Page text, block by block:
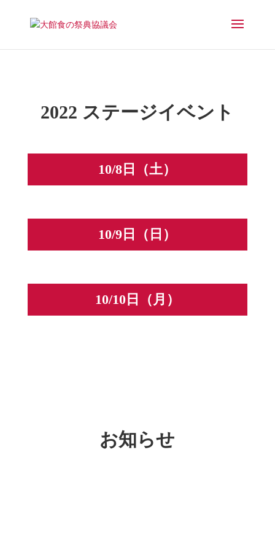
2022 ステージイベント
10/8日（土）
10/9日（日）
10/10日（月）
お知らせ